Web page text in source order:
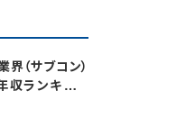
（サブコン）
ランキング
別】今後の動